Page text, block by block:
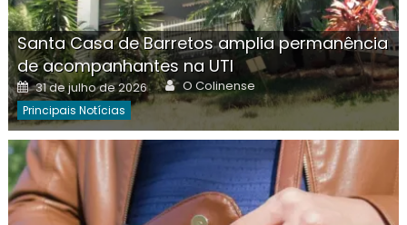
Santa Casa de Barretos amplia permanência
de acompanhantes na UTI
Posted
on
31 de julho de 2026 Author
O Colinense
Principais Notícias